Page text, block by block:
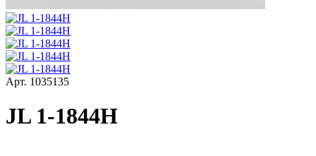
Арт. 1035135
JL 1-1844H